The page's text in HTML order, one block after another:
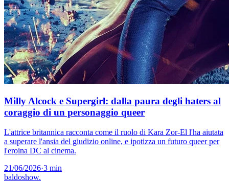
Milly Alcock e Supergirl: dalla paura degli haters al
coraggio di un personaggio queer
L'attrice britannica racconta come il ruolo di Kara Zor-El l'ha aiutata
a superare l'ansia del giudizio online, e ipotizza un futuro queer per
l'eroina DC al cinema.
21/06/2026·3 min
baldoshow.